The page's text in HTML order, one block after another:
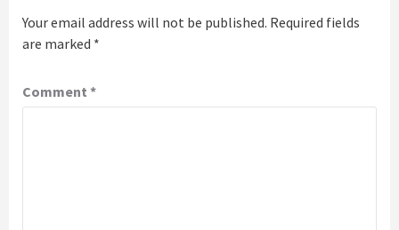
Your email address will not be published. Required fields
are marked *
Comment *